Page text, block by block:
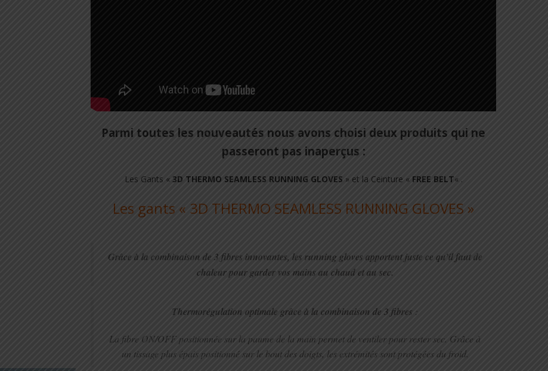
Parmi toutes les nouveautés nous avons choisi deux produits qui ne
passeront pas inaperçus :
Les Gants « 3D THERMO SEAMLESS RUNNING GLOVES » et la Ceinture « FREE BELT« .
Les gants « 3D THERMO SEAMLESS RUNNING GLOVES »
Grâce à la combinaison de 3 fibres innovantes, les running gloves apportent juste ce qu’il faut de
chaleur pour garder vos mains au chaud et au sec.
Thermorégulation optimale grâce à la combinaison de 3 fibres :
La fibre ON/OFF positionnée sur la paume de la main permet de ventiler pour rester sec. Grâce à
un tissage plus épais positionné sur le bout des doigts, les extrémités sont protégées du froid.